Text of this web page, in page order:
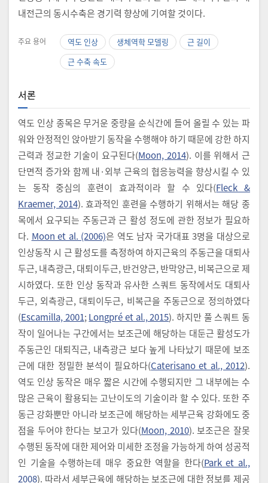
내전근의 동시수축은 경기력 향상에 기여할 것이다.
주요 용어 역도 인상 생체역학 모델링
근 길이
근 수축 속도
서론
역도 인상 종목은 무거운 중량을 순식간에 들어 올릴 수 있는 파
워와 안정적인 앉아받기 동작을 수행해야 하기 때문에 강한 하지
근력과 정교한 기술이 요구된다(Moon, 2014). 이를 위해서 근
단면적 증가와 함께 내·외부 근육의 협응능력을 향상시킬 수 있
는 동작 중심의 훈련이 효과적이라 할 수 있다(Fleck &
Kraemer, 2014). 효과적인 훈련을 수행하기 위해서는 해당 종
목에서 요구되는 주동근과 근 활성 정도에 관한 정보가 필요하
다. Moon et al. (2006)은 역도 남자 국가대표 3명을 대상으로
인상동작 시 근 활성도를 측정하여 하지근육의 주동근을 대퇴사
두근, 내측광근, 대퇴이두근, 반건양근, 반막양근, 비복근으로 제
시하였다. 또한 인상 동작과 유사한 스쿼트 동작에서도 대퇴사
두근, 외측광근, 대퇴이두근, 비복근을 주동근으로 정의하였다
(Escamilla, 2001; Longpré et al., 2015). 하지만 풀 스쿼트 동
작이 일어나는 구간에서는 보조근에 해당하는 대둔근 활성도가
주동근인 대퇴직근, 내측광근 보다 높게 나타났기 때문에 보조
근에 대한 정밀한 분석이 필요하다(Caterisano et al., 2012).
역도 인상 동작은 매우 짧은 시간에 수행되지만 그 내부에는 수
많은 근육이 활용되는 고난이도의 기술이라 할 수 있다. 또한 주
동근 강화뿐만 아니라 보조근에 해당하는 세부근육 강화에도 중
점을 두어야 한다는 보고가 있다(Moon, 2010). 보조근은 잘못
수행된 동작에 대한 제어와 미세한 조정을 가능하게 하여 성공적
인 기술을 수행하는데 매우 중요한 역할을 한다(Park et al.,
2008). 따라서 세부근육에 해당하는 보조근에 대한 정보를 제공